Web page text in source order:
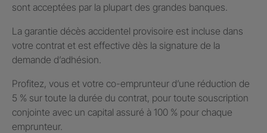
sont acceptées par la plupart des grandes banques.
La garantie décès accidentel provisoire est incluse dans
votre contrat et est effective dès la signature de la
demande d’adhésion.
Profitez, vous et votre co-emprunteur d’une réduction de
5 % sur toute la durée du contrat, pour toute souscription
conjointe avec un capital assuré à 100 % pour chaque
emprunteur.